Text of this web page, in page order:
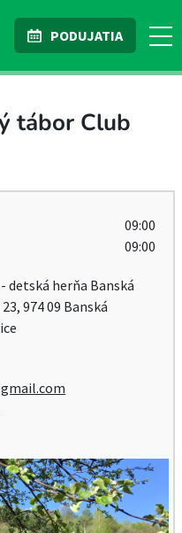
PODUJATIA
tábor Club
09:00
09:00
detská herňa Banská
974 09 Banská